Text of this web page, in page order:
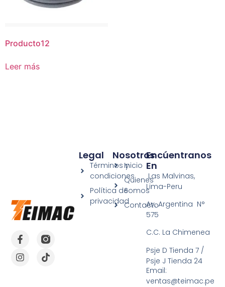
Producto12
Leer más
Nosotros
Inicio
Quienes
Somos
Contacto
Legal
Términos y
condiciones
Política de
privacidad
Encúentranos
En
Las Malvinas,
Lima-Peru
Av. Argentina N°
575
C.C. La Chimenea
Psje D Tienda 7 /
Psje J Tienda 24
Email:
ventas@teimac.pe